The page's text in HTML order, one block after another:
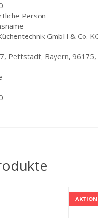
Person
GmbH & Co.
Pettstadt, Bayern, 96175,
AKTION